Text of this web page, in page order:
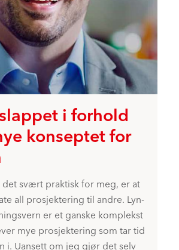
i forhold
konseptet for
svært praktisk for meg, er at
all prosjektering til andre. Lyn-
er et ganske komplekst
mye prosjektering som tar tid
i. Uansett om jeg gjør det selv